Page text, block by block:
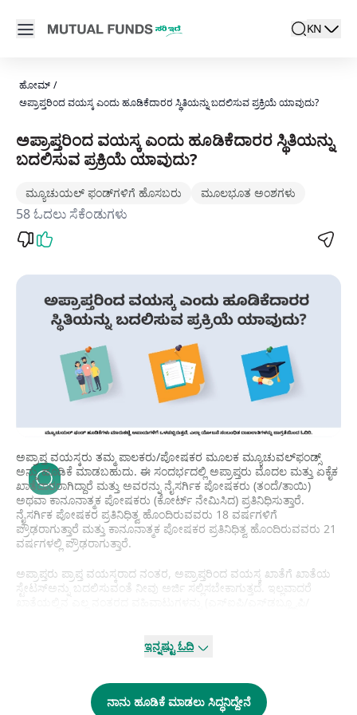
Open main menu
search
Locale
KN
active
ಹೋಮ್ /
ಅಪ್ರಾಪ್ತರಿಂದ ವಯಸ್ಕ ಎಂದು ಹೂಡಿಕೆದಾರರ ಸ್ಥಿತಿಯನ್ನು ಬದಲಿಸುವ ಪ್ರಕ್ರಿಯೆ ಯಾವುದು?
ಅಪ್ರಾಪ್ತರಿಂದ ವಯಸ್ಕ ಎಂದು ಹೂಡಿಕೆದಾರರ ಸ್ಥಿತಿಯನ್ನು
ಬದಲಿಸುವ ಪ್ರಕ್ರಿಯೆ ಯಾವುದು?
ಮ್ಯೂಚುಯಲ್ ಫಂಡ್‌ಗಳಿಗೆ ಹೊಸಬರು ಮೂಲಭೂತ ಅಂಶಗಳು
58 ಓದಲು ಸೆಕೆಂಡುಗಳು
ಅಪ್ರಾಪ್ತ ವಯಸ್ಕರು ತಮ್ಮ ಪಾಲಕರು/ಪೋಷಕರ ಮೂಲಕ ಮ್ಯೂಚುವಲ್‌ಫಂಡ್ಸ್
ಅನ್ನು ಹೂಡಿಕೆ ಮಾಡಬಹುದು. ಈ ಸಂದರ್ಭದಲ್ಲಿ ಅಪ್ರಾಪ್ತರು ಮೊದಲ ಮತ್ತು ಏಕೈಕ
ಖಾತೆದಾರರಾಗಿದ್ದಾರೆ ಮತ್ತು ಅವರನ್ನು ನೈಸರ್ಗಿಕ ಪೋಷಕರು (ತಂದೆ/ತಾಯಿ)
ಅಥವಾ ಕಾನೂನಾತ್ಮಕ ಪೋಷಕರು (ಕೋರ್ಟ್ ‌ನೇಮಿಸಿದ) ಪ್ರತಿನಿಧಿಸುತ್ತಾರೆ.
ನೈಸರ್ಗಿಕ ಪೋಷಕರ ಪ್ರತಿನಿಧಿತ್ವ ಹೊಂದಿರುವವರು 18 ವರ್ಷಗಳಿಗೆ
ಪ್ರೌಢರಾಗುತ್ತಾರೆ ಮತ್ತು ಕಾನೂನಾತ್ಮಕ ಪೋಷಕರ ಪ್ರತಿನಿಧಿತ್ವ ಹೊಂದಿರುವವರು 21
ವರ್ಷಗಳಲ್ಲಿ ಪ್ರೌಢರಾಗುತ್ತಾರೆ.
ಅಪ್ರಾಪ್ತರು ಪ್ರಾಪ್ತ ವಯಸ್ಕರಾದ ನಂತರ, ಅಪ್ರಾಪ್ತರಿಂದ ವಯಸ್ಕ ಖಾತೆಗೆ ಖಾತೆಯ
ಸ್ಟೇಟಸ್‌ಅನ್ನು ಬದಲಿಸುವಂತೆ ನೀವು ಅರ್ಜಿ ಸಲ್ಲಿಸಬೇಕಾಗುತ್ತದೆ. ಇಲ್ಲವಾದರೆ
ಅಪ್ರಾಪ್ತರಿಗೆ ನೋಟಿಸ್ ನೀಡುತ್ತದೆ. ಬ್ಯಾಂಕ್ ಅಧಿಕಾರಿಯ ಸಹಿ ಹಾಗೂ ಅಪ್ರಾಪ್ತರ
ಸಹಿ ಹೊಂದಿರುವ ಅರ್ಜಿಯನ್ನು ವಯಸ್ಕರ ಸ್ಥಿತಿಗೆ ಬದಲಿಸುವಂತೆ ಪೋಷಕರು
ಕೆವೈಸಿಯನ್ನು ಕೂಡ ಅರ್ಜಿಯ ಜೊತೆಗೆ ಸಲ್ಲಿಸಬೇಕು.
ಇನ್ನಷ್ಟು ಓದಿ
ನಾನು ಹೂಡಿಕೆ ಮಾಡಲು ಸಿದ್ಧನಿದ್ದೇನೆ